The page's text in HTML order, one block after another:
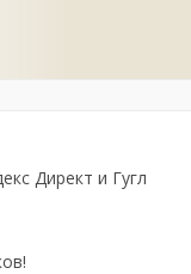
Директ и Гугл